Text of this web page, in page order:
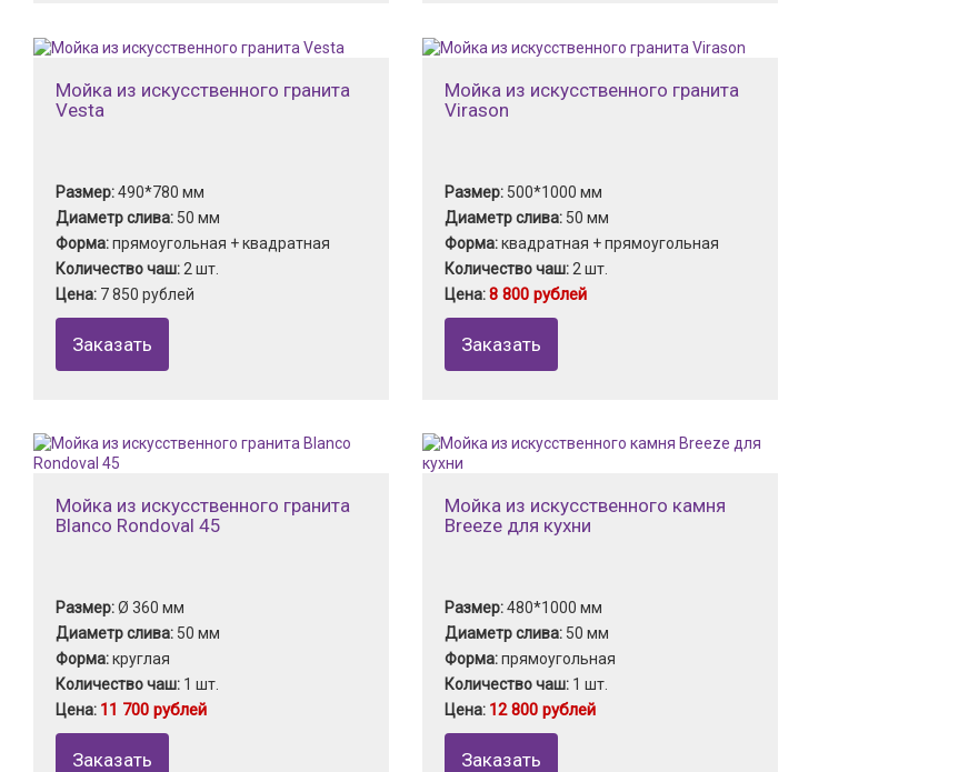
Мойка из искусственного гранита
Vesta
Размер:490*780 мм
Диаметр слива: 50 мм
Форма:прямоугольная + квадратная
Количество чаш: 2 шт.
Цена: 7 850 рублей
Заказать
Мойка из искусственного гранита
Virason
Размер: 500*1000 мм
Диаметр слива: 50 мм
Форма:квадратная + прямоугольная
Количество чаш: 2 шт.
Цена:8 800 рублей
Заказать
Мойка из искусственного гранита
Blanco Rondoval 45
Размер:Ø 360 мм
Диаметр слива: 50 мм
Форма:круглая
Количество чаш: 1 шт.
Цена: 11 700 рублей
Заказать
Мойка из искусственного камня
Breeze для кухни
Размер:480*1000 мм
Диаметр слива: 50 мм
Форма:прямоугольная
Количество чаш: 1 шт.
Цена: 12 800 рублей
Заказать